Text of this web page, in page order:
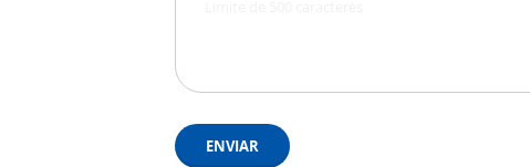
ENVIAR